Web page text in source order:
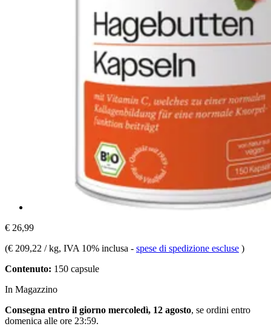
€ 26,99
(€ 209,22 / kg, IVA 10% inclusa - spese di spedizione escluse )
Contenuto: 150 capsule
In Magazzino
Consegna entro il giorno mercoledì, 12 agosto, se ordini entro
domenica alle ore 23:59.